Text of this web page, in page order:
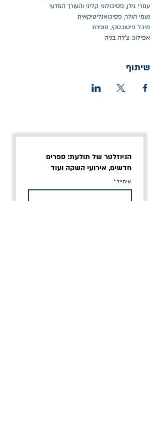
עמרי גילן, פסיכולוגי קליני והעורך המדעי
נעמי הולר, פסיכואנליטיקאית
מיכל פיטובסקי, סופרת
אפילוג: צ'לה בניה
שיתוף
הניוזלטר של תולעת: ספרים
חדשים, אירועי השקה ועוד
אימייל